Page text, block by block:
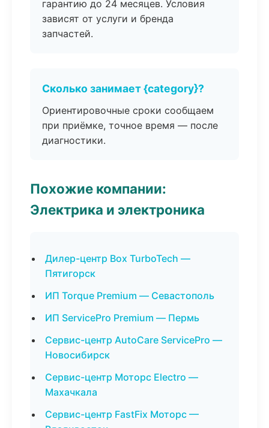
гарантию до 24 месяцев. Условия
зависят от услуги и бренда
запчастей.
Сколько занимает {category}?
Ориентировочные сроки сообщаем
при приёмке, точное время — после
диагностики.
Похожие компании:
Электрика и электроника
Дилер-центр Box TurboTech —
Пятигорск
ИП Torque Premium — Севастополь
ИП ServicePro Premium — Пермь
Сервис-центр AutoCare ServicePro —
Новосибирск
Сервис-центр Моторс Electro —
Махачкала
Сервис-центр FastFix Моторс —